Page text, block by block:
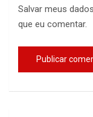
Salvar meus
que eu comentar.